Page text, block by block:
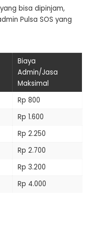
bisa dipinjam,
Pulsa SOS yang
Biaya
Admin/Jasa
Maksimal
Rp 800
Rp 1.600
Rp 2.250
Rp 2.700
Rp 3.200
Rp 4.000